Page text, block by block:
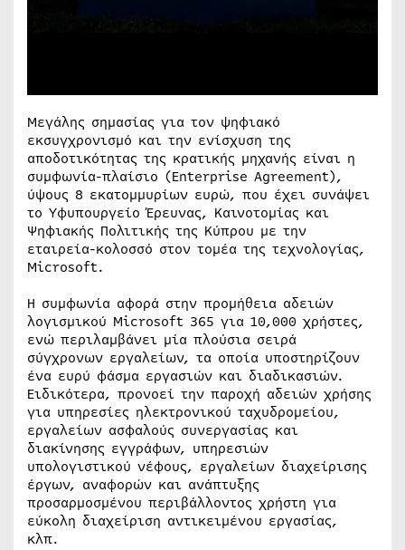
Μεγάλης σημασίας για τον ψηφιακό
εκσυγχρονισμό και την ενίσχυση της
αποδοτικότητας της κρατικής μηχανής είναι η
συμφωνία-πλαίσιο (Enterprise Agreement),
ύψους 8 εκατομμυρίων ευρώ, που έχει συνάψει
το Υφυπουργείο Έρευνας, Καινοτομίας και
Ψηφιακής Πολιτικής της Κύπρου με την
εταιρεία-κολοσσό στον τομέα της τεχνολογίας,
Microsoft.
Η συμφωνία αφορά στην προμήθεια αδειών
λογισμικού Microsoft 365 για 10,000 χρήστες,
ενώ περιλαμβάνει μία πλούσια σειρά
σύγχρονων εργαλείων, τα οποία υποστηρίζουν
ένα ευρύ φάσμα εργασιών και διαδικασιών.
Ειδικότερα, προνοεί την παροχή αδειών χρήσης
για υπηρεσίες ηλεκτρονικού ταχυδρομείου,
εργαλείων ασφαλούς συνεργασίας και
διακίνησης εγγράφων, υπηρεσιών
υπολογιστικού νέφους, εργαλείων διαχείρισης
έργων, αναφορών και ανάπτυξης
προσαρμοσμένου περιβάλλοντος χρήστη για
εύκολη διαχείριση αντικειμένου εργασίας,
κλπ.